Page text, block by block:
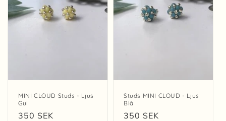
MINI CLOUD Studs - Ljus
Gul
Regular
350 SEK
Studs MINI CLOUD - Ljus
Blå
Regular
350 SEK